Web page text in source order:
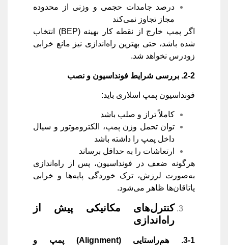
درصد جامدات حجمی و وزنی از محدوده
مجاز تجاوز نمی‌کند
اگر پمپ خارج از نقطه کار بهینه (BEP) انتخاب
شده باشد، حتی بهترین راه‌اندازی نیز مانع خرابی
زودرس نخواهد شد.
2-2. بررسی شرایط فونداسیون و نصب
فونداسیون پمپ اسلاری باید:
کاملاً تراز و صلب باشد
توان تحمل وزن پمپ، الکتروموتور و سیال
داخل پمپ را داشته باشد
ارتعاشات را به حداقل برساند
هرگونه ضعف در فونداسیون، پس از راه‌اندازی
به‌صورت لرزش، ترک خوردگی پایه‌ها و خرابی
یاتاقان‌ها ظاهر می‌شود.
کنترل‌های مکانیکی پیش از
راه‌اندازی
3-1. هم‌راستایی (Alignment)
پمپ و